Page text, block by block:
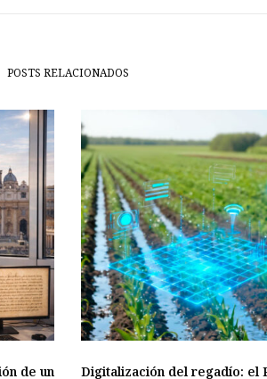
POSTS RELACIONADOS
de un Digitalización del regadío: el